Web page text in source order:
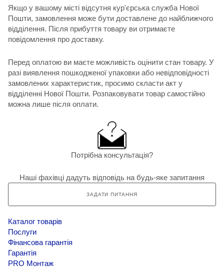
Якщо у вашому місті відсутня кур'єрська служба Нової
Пошти, замовлення може бути доставлене до найближчого
відділення. Після прибуття товару ви отримаєте
повідомлення про доставку.
Перед оплатою ви маєте можливість оцінити стан товару. У
разі виявлення пошкодженої упаковки або невідповідності
замовлених характеристик, просимо скласти акт у
відділенні Нової Пошти. Розпаковувати товар самостійно
можна лише після оплати.
Потрібна консультація?
Наші фахівці дадуть відповідь на будь-яке запитання
ЗАДАТИ ПИТАННЯ
Каталог товарів
Послуги
Фінансова гарантія
Гарантія
PRO Монтаж